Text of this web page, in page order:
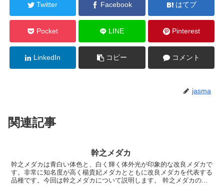
Twitter Facebook はてブ
Pocket LINE Pinterest
LinkedIn コピー コメント
jasma
関連記事
幹之メダカ
幹之メダカは青白い体色と、白く輝く体外光が印象的な改良メダカで
す。非常に知名度が高く楊貴妃メダカとともに改良メダカを代表する
品種です。今回は幹之メダカについて説明します。 幹之メダカの特